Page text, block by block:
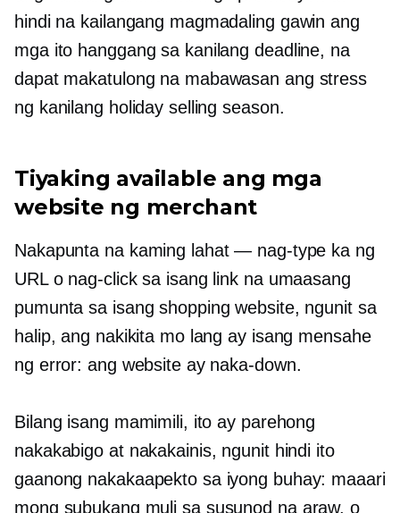
hindi na kailangang magmadaling gawin ang
mga ito hanggang sa kanilang deadline, na
dapat makatulong na mabawasan ang stress
ng kanilang holiday selling season.
Tiyaking available ang mga
website ng merchant
Nakapunta na kaming lahat — nag-type ka ng
URL o nag-click sa isang link na umaasang
pumunta sa isang shopping website, ngunit sa
halip, ang nakikita mo lang ay isang mensahe
ng error: ang website ay naka-down.
Bilang isang mamimili, ito ay parehong
nakakabigo at nakakainis, ngunit hindi ito
gaanong nakakaapekto sa iyong buhay: maaari
mong subukang muli sa susunod na araw, o